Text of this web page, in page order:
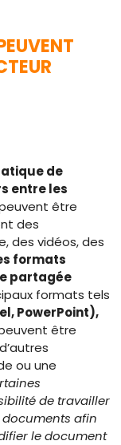
de
entre les
être
des
des vidéos, des
formats
partagée
formats tels
PowerPoint),
être
ou une
de travailler
afin
le document